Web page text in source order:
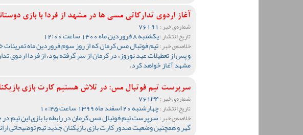
آغاز اردوی تدارکاتی مسی ها در مشهد از فردا با بازی
شماره‌ی خبر :
تاریخ انتشار :یکشنبه 8 فروردین ماه 1400 ساعت 12:00
خلاصه‌ی خبر :تیم فوتبال مس کرمان که از روز سوم فروردین ماه
و پس از تعطیلات عید نوروز، در کرمان از سر گرفته بود، از فردا اردوی
مشهد آغاز خواهد کرد.
سرپرست تیم فوتبال مس: در تلاش هستیم کارت بازی
شماره‌ی خبر :76134
تاریخ انتشار :چهارشنبه 20 اسفند ماه 1399 ساعت 10:45
خلاصه‌ی خبر :سرپرست تیم فوتبال مس کرمان در رابطه با بازی این تیم
گهر و همچنین وضعیت صدور کارت بازی بازیکنان جدید تیم توضیحاتی